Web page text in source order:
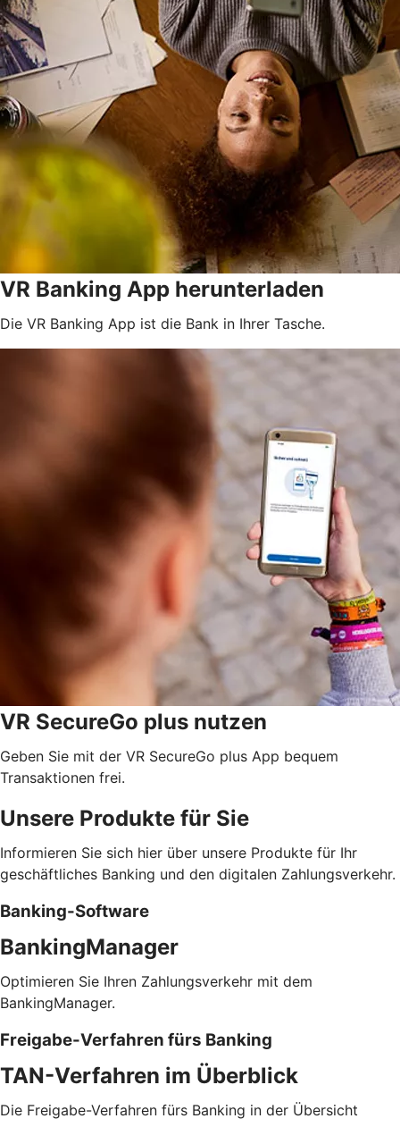
VR Banking App herunterladen
Die VR Banking App ist die Bank in Ihrer Tasche.
VR SecureGo plus nutzen
Geben Sie mit der VR SecureGo plus App bequem
Transaktionen frei.
Unsere Produkte für Sie
Informieren Sie sich hier über unsere Produkte für Ihr
geschäftliches Banking und den digitalen Zahlungsverkehr.
Banking-Software
BankingManager
Optimieren Sie Ihren Zahlungsverkehr mit dem
BankingManager.
Freigabe-Verfahren fürs Banking
TAN-Verfahren im Überblick
Die Freigabe-Verfahren fürs Banking in der Übersicht